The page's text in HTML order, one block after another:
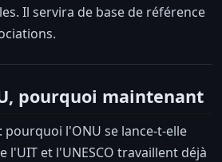
Il servira de base de référence
pourquoi maintenant
pourquoi l'ONU se lance-t-elle
l'UIT et l'UNESCO travaillent déjà